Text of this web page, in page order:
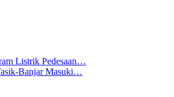
Listrik Pedesaan…
Banjar Masuki…